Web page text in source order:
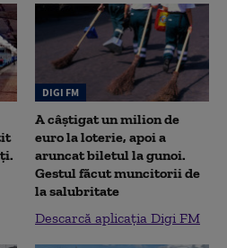
DIGI FM
A câștigat un milion de
euro la loterie, apoi a
aruncat biletul la gunoi.
Gestul făcut muncitorii de
la salubritate
Descarcă aplicația Digi FM